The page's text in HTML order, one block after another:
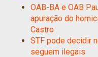
OAB-BA e OAB
apuração do
Castro
STF pode decidir
seguem ilegais